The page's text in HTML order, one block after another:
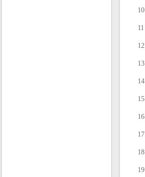
10
11
12
13
14
15
16
17
18
19